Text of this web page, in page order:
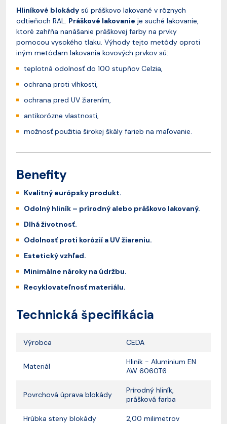
Hliníkové blokády sú práškovo lakované v rôznych
odtieňoch RAL. Práškové lakovanie je suché lakovanie,
ktoré zahŕňa nanášanie práškovej farby na prvky
pomocou vysokého tlaku. Výhody tejto metódy oproti
iným metódam lakovania kovových prvkov sú:
teplotná odolnosť do 100 stupňov Celzia,
ochrana proti vlhkosti,
ochrana pred UV žiarením,
antikorózne vlastnosti,
možnosť použitia širokej škály farieb na maľovanie.
Benefity
Kvalitný európsky produkt.
Odolný hliník – prírodný alebo práškovo lakovaný.
Dlhá životnosť.
Odolnosť proti korózií a UV žiareniu.
Estetický vzhľad.
Minimálne nároky na údržbu.
Recyklovateľnosť materiálu.
Technická špecifikácia
Výrobca CEDA
Materiál
Hliník - Aluminium EN
AW 6060T6
Povrchová úprava blokády
Prírodný hliník,
prášková farba
Hrúbka steny blokády 2,00 milimetrov